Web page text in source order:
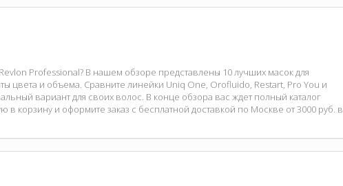
Professional? В нашем обзоре представлены 10 лучших масок для
цвета и объема. Сравните линейки Uniq One, Orofluido, Restart, Pro You и
вариант для своих волос. В конце обзора вас ждет полный каталог
в корзину и оформите заказ с бесплатной доставкой по Москве от 3000 руб. в